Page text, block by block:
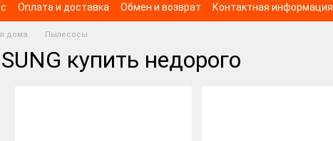
Оплата и доставка Обмен и возврат Контактная информация
дома Пылесосы
купить недорого